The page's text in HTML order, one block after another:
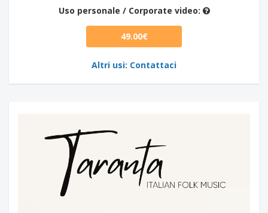
Uso personale / Corporate video:
49.00€
Altri usi: Contattaci